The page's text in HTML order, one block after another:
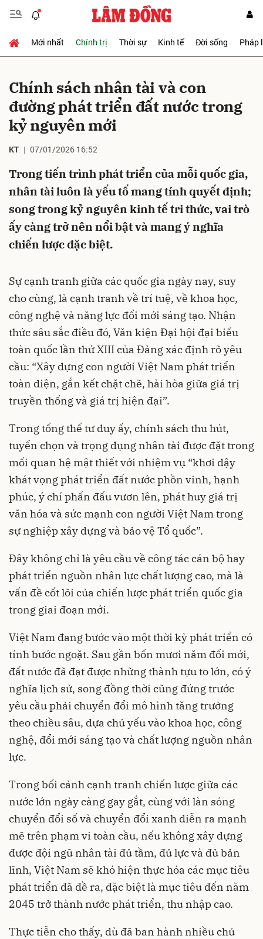
Mới nhất Chính trị Thời sự Kinh tế Đời sống Pháp
Chính sách nhân tài và con
đường phát triển đất nước trong
kỷ nguyên mới
KT 07/01/2026 16:52
Trong tiến trình phát triển của mỗi quốc gia,
nhân tài luôn là yếu tố mang tính quyết định;
song trong kỷ nguyên kinh tế tri thức, vai trò
ấy càng trở nên nổi bật và mang ý nghĩa
chiến lược đặc biệt.
Sự cạnh tranh giữa các quốc gia ngày nay, suy
cho cùng, là cạnh tranh về trí tuệ, về khoa học,
công nghệ và năng lực đổi mới sáng tạo. Nhận
thức sâu sắc điều đó, Văn kiện Đại hội đại biểu
toàn quốc lần thứ XIII của Đảng xác định rõ yêu
cầu: “Xây dựng con người Việt Nam phát triển
toàn diện, gắn kết chặt chẽ, hài hòa giữa giá trị
truyền thống và giá trị hiện đại”.
Trong tổng thể tư duy ấy, chính sách thu hút,
tuyển chọn và trọng dụng nhân tài được đặt trong
mối quan hệ mật thiết với nhiệm vụ “khơi dậy
khát vọng phát triển đất nước phồn vinh, hạnh
phúc, ý chí phấn đấu vươn lên, phát huy giá trị
văn hóa và sức mạnh con người Việt Nam trong
sự nghiệp xây dựng và bảo vệ Tổ quốc”.
Đây không chỉ là yêu cầu về công tác cán bộ hay
phát triển nguồn nhân lực chất lượng cao, mà là
vấn đề cốt lõi của chiến lược phát triển quốc gia
trong giai đoạn mới.
Việt Nam đang bước vào một thời kỳ phát triển có
tính bước ngoặt. Sau gần bốn mươi năm đổi mới,
đất nước đã đạt được những thành tựu to lớn, có ý
nghĩa lịch sử, song đồng thời cũng đứng trước
yêu cầu phải chuyển đổi mô hình tăng trưởng
theo chiều sâu, dựa chủ yếu vào khoa học, công
nghệ, đổi mới sáng tạo và chất lượng nguồn nhân
lực.
Trong bối cảnh cạnh tranh chiến lược giữa các
nước lớn ngày càng gay gắt, cùng với làn sóng
chuyển đổi số và chuyển đổi xanh diễn ra mạnh
mẽ trên phạm vi toàn cầu, nếu không xây dựng
được đội ngũ nhân tài đủ tầm, đủ lực và đủ bản
lĩnh, Việt Nam sẽ khó hiện thực hóa các mục tiêu
phát triển đã đề ra, đặc biệt là mục tiêu đến năm
2045 trở thành nước phát triển, thu nhập cao.
Thực tiễn cho thấy, dù đã ban hành nhiều chủ
Gửi bình luận
Hủy Gửi